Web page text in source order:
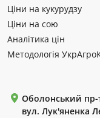
Ціни на кукурудзу
Ціни на сою
Аналітика цін
Методологія
Оболонський пр-
вул. Лук'яненка